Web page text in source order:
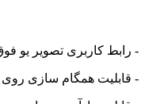
کاربری تصویر یو فوق
همگام سازی روی گوشی